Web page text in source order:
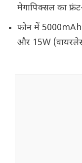
मेगापिक्सल का
फोन में 5000mAh
और 15W